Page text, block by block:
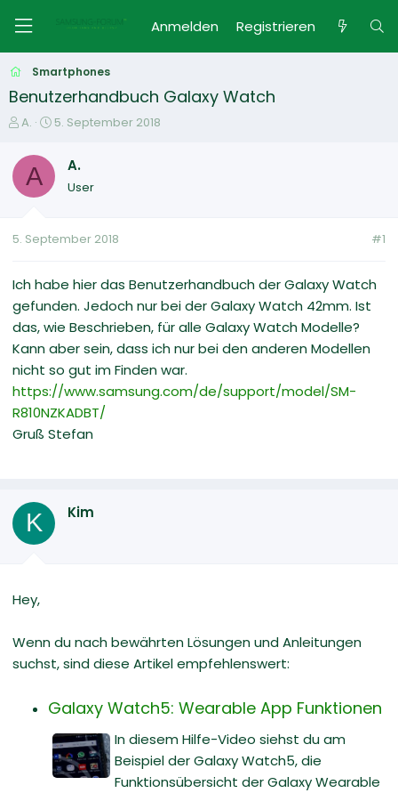
Anmelden Registrieren
Smartphones
Benutzerhandbuch Galaxy Watch
E
s
e
e
A.
E
t
t
m
5. September 2018
A A.
User
5. September 2018 #1
Ich habe hier das Benutzerhandbuch der Galaxy Watch
gefunden. Jedoch nur bei der Galaxy Watch 42mm. Ist
das, wie Beschrieben, für alle Galaxy Watch Modelle?
Kann aber sein, dass ich nur bei den anderen Modellen
nicht so gut im Finden war.
https://www.samsung.com/de/support/model/SM-
R810NZKADBT/
Gruß Stefan
K Kim
Hey,
Wenn du nach bewährten Lösungen und Anleitungen
suchst, sind diese Artikel empfehlenswert:
Galaxy Watch5: Wearable App Funktionen
In diesem Hilfe-Video siehst du am
Beispiel der Galaxy Watch5, die
Funktionsübersicht der Galaxy Wearable